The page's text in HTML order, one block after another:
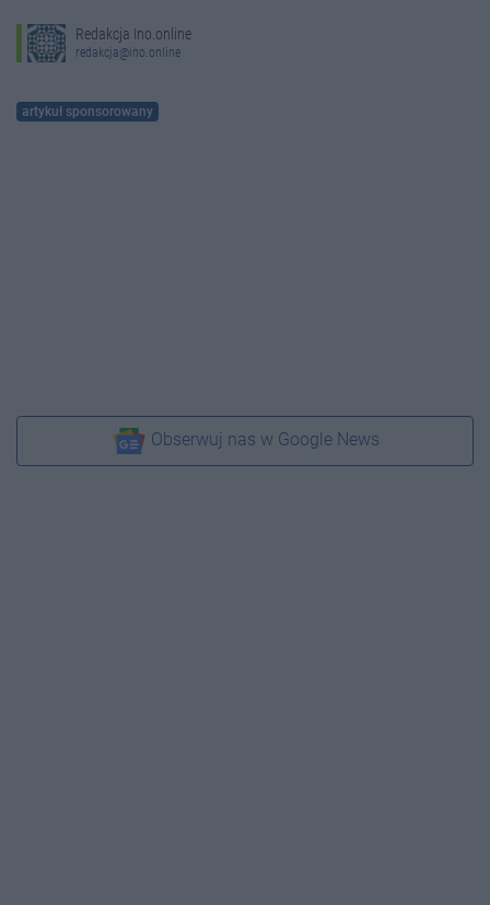
Redakcja Ino.online
redakcja@ino.online
artykuł sponsorowany
Obserwuj nas w Google News